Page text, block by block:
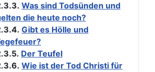
Was sind Todsünden und
die heute noch?
Gibt es Hölle und
Der Teufel
Wie ist der Tod Christi für